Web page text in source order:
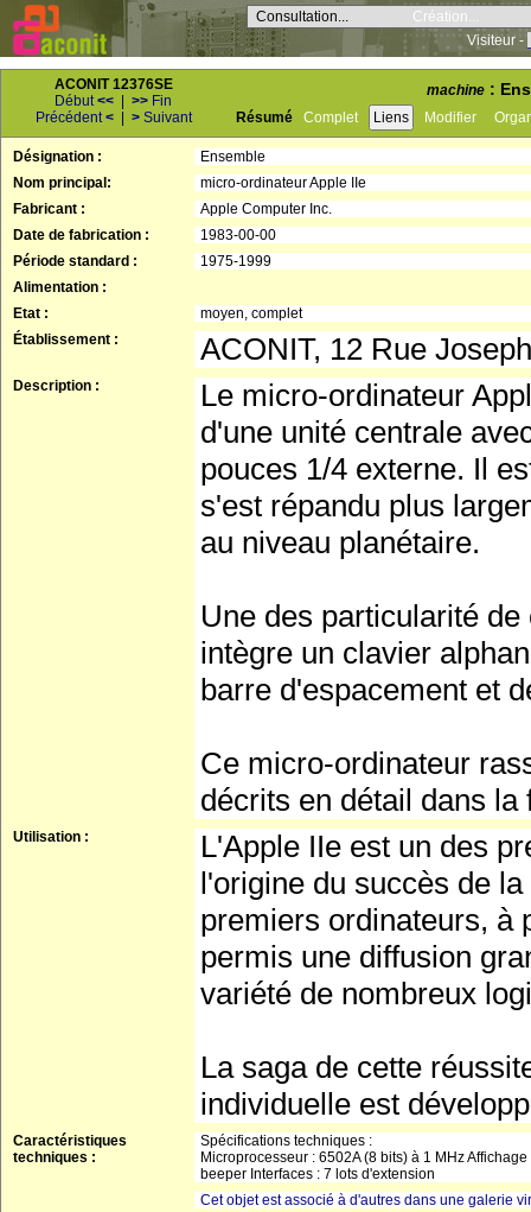
Consultation...
Création...
Visiteur -
ACONIT 12376SE
Début<< >> Fin
Précédent< > Suivant
machine :
Résumé Complet Liens Modifier
Désignation :
Ensemble
Nom principal:
micro-ordinateur Apple IIe
Fabricant :
Apple Computer Inc.
Date de fabrication :
1983-00-00
Période standard :
1975-1999
Alimentation :
Etat :
moyen, complet
Établissement :
ACONIT, 12 Rue
Description :
Le micro-ordinateur
d'une unité centrale
pouces 1/4 externe. Il
s'est répandu plus
au niveau planétaire.
Une des particularité
intègre un clavier
barre d'espacement et
Ce micro-ordinateur
décrits en détail dans
Utilisation :
L'Apple IIe est un des
l'origine du succès de
premiers ordinateurs, à
permis une diffusion
variété de nombreux
La saga de cette
individuelle est
Caractéristiques
techniques :
Spécifications techniques :
Microprocesseur : 6502A (8 bits) à 1 MHz
beeper Interfaces : 7 lots d'extension
Cet objet est associé à d'autres dans une galerie